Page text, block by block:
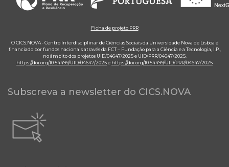
Ficha de projeto PRR
O CICS.NOVA - Centro Interdisciplinar de Ciências Sociais da Universidade Nova de Lisboa é
financiado por fundos nacionais através da FCT – Fundação para a Ciência e a Tecnologia, I.P.,
no âmbito dos projetos UID/04647/2025 e UID/PRR/04647/2025.
https://doi.org/10.54499/UID/04647/2025e https://doi.org/10.54499/UID/PRR/04647/2025
Subscreva a newsletter do CICS.NOVA